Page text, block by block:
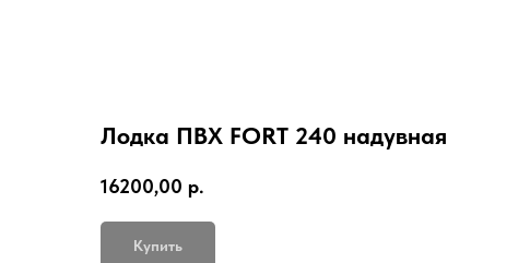
Лодка ПВХ FORT 240 надувная
16200,00 р.
Купить